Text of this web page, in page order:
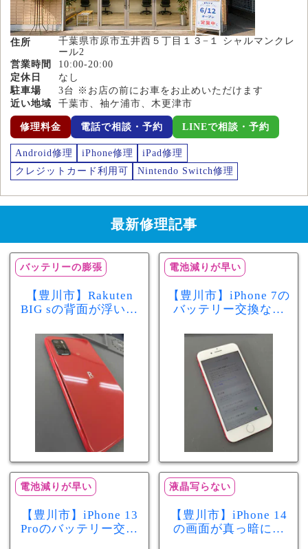
住所
千葉県市原市五井西５丁目１３−１ シャルマンクレ
ール2
営業時間
10:00-20:00
定休日
なし
駐車場
3台 ※お店の前にお車をお止めいただけます
近い地域
千葉市、袖ケ浦市、木更津市
修理料金 電話で相談・予約 LINEで相談・予約
Android修理 iPhone修理
iPad修理
クレジットカード利用可
Nintendo Switch修理
最新修理記事
バッテリーの膨張
【豊川市】Rakuten
BIG sの背面が浮いて
リー膨張のサインか
もしれません！バッ
テリー交換修理事例
電池減りが早い
【豊川市】iPhone 7の
バッテリー交換なら
最大容量70％で電池
の減りが早い症状も
当日60分で改善
電池減りが早い
【豊川市】iPhone 13
Proのバッテリー交換
液晶写らない
【豊川市】iPhone 14
の画面が真っ暗に…